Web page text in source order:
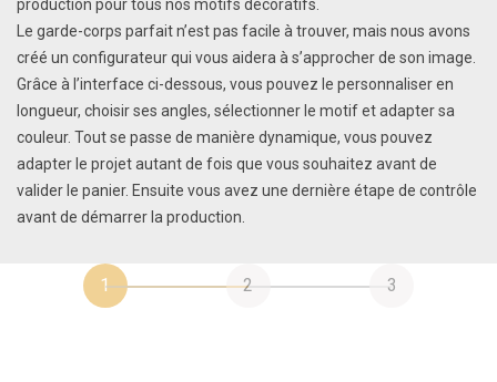
production pour tous nos motifs décoratifs.
Le garde-corps parfait n’est pas facile à trouver, mais nous avons
créé un configurateur qui vous aidera à s’approcher de son image.
Grâce à l’interface ci-dessous, vous pouvez le personnaliser en
longueur, choisir ses angles, sélectionner le motif et adapter sa
couleur. Tout se passe de manière dynamique, vous pouvez
adapter le projet autant de fois que vous souhaitez avant de
valider le panier. Ensuite vous avez une dernière étape de contrôle
avant de démarrer la production.
1 2 3